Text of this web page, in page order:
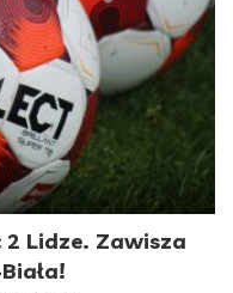
Lidze. Zawisza